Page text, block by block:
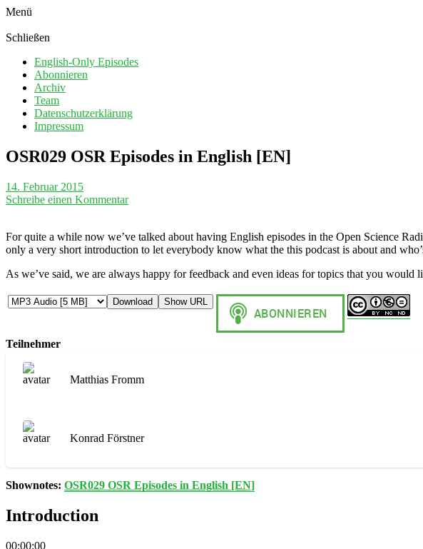
Menü
Schließen
English-Only Episodes
Abonnieren
Archiv
Team
Datenschutzerklärung
Impressum
OSR029 OSR Episodes in English [EN]
14. Februar 2015
Schreibe einen Kommentar
For quite a while now we’ve talked about having English episodes in the Open Science
only a very short introduction to let everybody know what the this podcast is about and
As we’ve said, we are always happy for feedback and even ideas for topics that you would
Download Show URL
Teilnehmer
Matthias Fromm
Konrad Förstner
Shownotes: OSR029 OSR Episodes in English [EN]
Introduction
00:00:00